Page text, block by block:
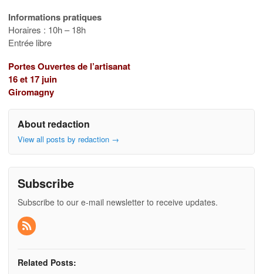
Informations pratiques
Horaires : 10h – 18h
Entrée libre
Portes Ouvertes de l’artisanat
16 et 17 juin
Giromagny
About redaction
View all posts by redaction →
Subscribe
Subscribe to our e-mail newsletter to receive updates.
Related Posts: